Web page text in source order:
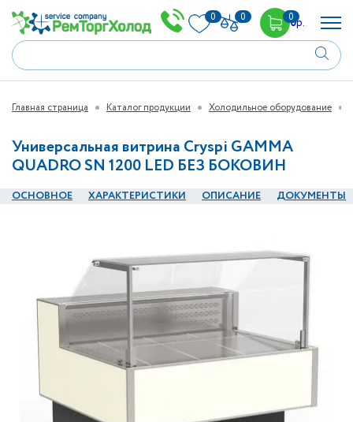
0 0 00р.
Главная страница Каталог продукции Холодильное оборудование
Универсальная витрина Cryspi GAMMA
QUADRO SN 1200 LED БЕЗ БОКОВИН
ОСНОВНОЕ ХАРАКТЕРИСТИКИ ОПИСАНИЕ ДОКУМЕНТЫ